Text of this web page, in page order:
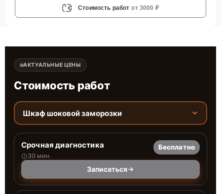
Стоимость работ от 3000 ₽
АКТУАЛЬНЫЕ ЦЕНЫ
Стоимость работ
Шкаф шоковой заморозки
Срочная диагностика
30 мин
Бесплатно
Записаться